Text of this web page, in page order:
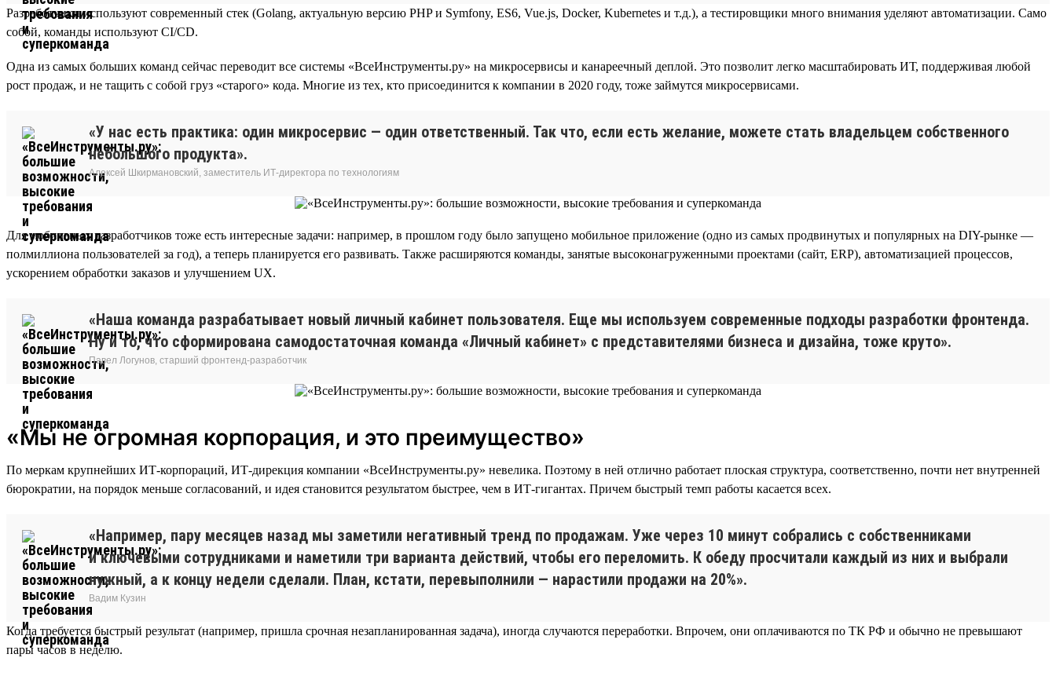
Разработчики используют современный стек (Golang, актуальную версию PHP и Symfony, ES6, Vue.js, Docker, Kubernetes и т.д.), а тестировщики много внимания уделяют автоматизации. Само
собой, команды используют CI/CD.
Одна из самых больших команд сейчас переводит все системы «ВсеИнструменты.ру» на микросервисы и канареечный деплой. Это позволит легко масштабировать ИТ, поддерживая любой
рост продаж, и не тащить с собой груз «старого» кода. Многие из тех, кто присоединится к компании в 2020 году, тоже займутся микросервисами.
«У нас есть практика: один микросервис — один ответственный. Так что, если есть желание, можете стать владельцем собственного
небольшого продукта».
Алексей Шкирмановский, заместитель ИТ-директора по технологиям
Для мобильных разработчиков тоже есть интересные задачи: например, в прошлом году было запущено мобильное приложение (одно из самых продвинутых и популярных на DIY-рынке —
полмиллиона пользователей за год), а теперь планируется его развивать. Также расширяются команды, занятые высоконагруженными проектами (сайт, ERP), автоматизацией процессов,
ускорением обработки заказов и улучшением UX.
«Наша команда разрабатывает новый личный кабинет пользователя. Еще мы используем современные подходы разработки фронтенда.
Ну и то, что сформирована самодостаточная команда «Личный кабинет» с представителями бизнеса и дизайна, тоже круто».
Павел Логунов, старший фронтенд-разработчик
«Мы не огромная корпорация, и это преимущество»
По меркам крупнейших ИТ-корпораций, ИТ-дирекция компании «ВсеИнструменты.ру» невелика. Поэтому в ней отлично работает плоская структура, соответственно, почти нет внутренней
бюрократии, на порядок меньше согласований, и идея становится результатом быстрее, чем в ИТ-гигантах. Причем быстрый темп работы касается всех.
«Например, пару месяцев назад мы заметили негативный тренд по продажам. Уже через 10 минут собрались с собственниками
и ключевыми сотрудниками и наметили три варианта действий, чтобы его переломить. К обеду просчитали каждый из них и выбрали
нужный, а к концу недели сделали. План, кстати, перевыполнили — нарастили продажи на 20%».
Вадим Кузин
Когда требуется быстрый результат (например, пришла срочная незапланированная задача), иногда случаются переработки. Впрочем, они оплачиваются по ТК РФ и обычно не превышают
пары часов в неделю.